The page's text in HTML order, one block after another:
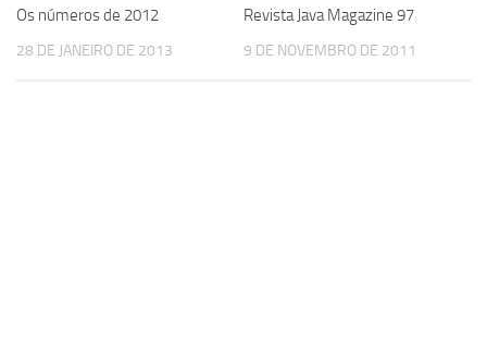
Os números de 2012
28 DE JANEIRO DE 2013
Revista Java Magazine 97
9 DE NOVEMBRO DE 2011